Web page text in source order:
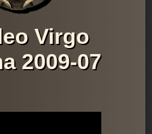
Virgo
2009-07